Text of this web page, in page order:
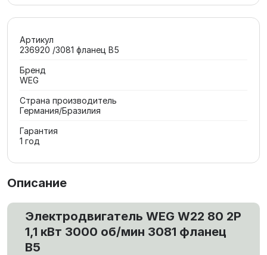
Артикул
236920 /3081 фланец В5
Бренд
WEG
Страна производитель
Германия/Бразилия
Гарантия
1 год
Описание
Электродвигатель WEG W22 80 2P
1,1 кВт 3000 об/мин 3081 фланец
В5